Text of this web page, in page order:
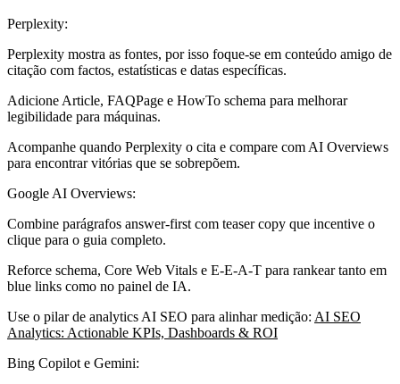
Perplexity:
Perplexity mostra as fontes, por isso foque-se em conteúdo amigo de
citação com factos, estatísticas e datas específicas.
Adicione Article, FAQPage e HowTo schema para melhorar
legibilidade para máquinas.
Acompanhe quando Perplexity o cita e compare com AI Overviews
para encontrar vitórias que se sobrepõem.
Google AI Overviews:
Combine parágrafos answer-first com teaser copy que incentive o
clique para o guia completo.
Reforce schema, Core Web Vitals e E-E-A-T para rankear tanto em
blue links como no painel de IA.
Use o pilar de analytics AI SEO para alinhar medição: AI SEO
Analytics: Actionable KPIs, Dashboards & ROI
Bing Copilot e Gemini: